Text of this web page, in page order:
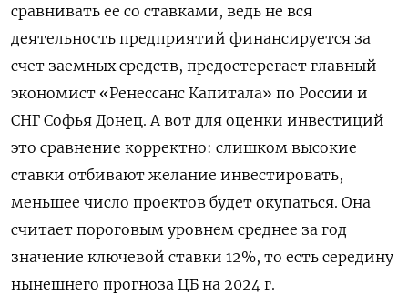
сравнивать ее со ставками, ведь не вся
деятельность предприятий финансируется за
счет заемных средств, предостерегает главный
экономист «Ренессанс Капитала» по России и
СНГ Софья Донец. А вот для оценки инвестиций
это сравнение корректно: слишком высокие
ставки отбивают желание инвестировать,
меньшее число проектов будет окупаться. Она
считает пороговым уровнем среднее за год
значение ключевой ставки 12%, то есть середину
нынешнего прогноза ЦБ на 2024 г.